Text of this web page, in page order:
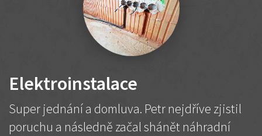
Elektroinstalace
Super jednání a domluva. Petr nejdříve zjistil
poruchu a následně začal shánět náhradní